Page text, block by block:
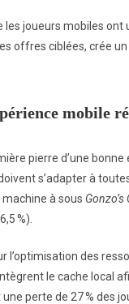
joueurs mobiles
offres ciblées, crée
mobile
pierre d’une
s’adapter à
à sous Gonzo’s
%).
l’optimisation des
le cache local
perte de 27 % des